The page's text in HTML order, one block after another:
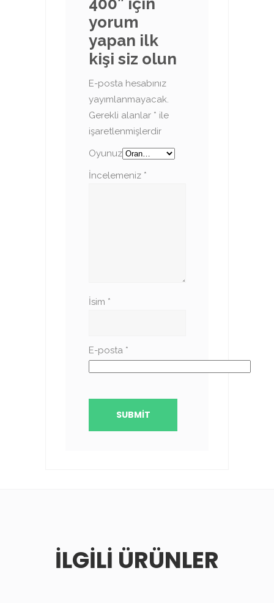
400” için
yorum
yapan ilk
kişi siz olun
E-posta hesabınız
yayımlanmayacak.
Gerekli alanlar * ile
işaretlenmişlerdir
Oyunuz
İncelemeniz *
İsim *
E-posta *
İLGILI ÜRÜNLER